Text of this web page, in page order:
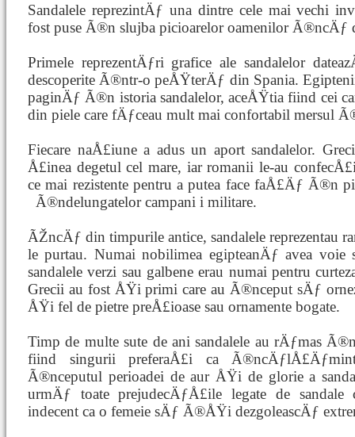
Sandalele reprezintÄƒ una dintre cele mai vechi
fost puse Ã®n slujba picioarelor oamenilor Ã®ncÄƒ
Primele reprezentÄƒri grafice ale sandalelor
descoperite Ã®ntr-o peÅŸterÄƒ din Spania.
paginÄƒ Ã®n istoria sandalelor, aceÅŸtia fiind cei
din piele care fÄƒceau mult mai confortabil mersul
Fiecare naÅ£iune a adus un aport sandalelor.
Å£inea degetul cel mare, iar romanii le-au
ce mai rezistente pentru a putea face faÅ£Äƒ Ã®n
Ã®ndelungatelor campani i militare.
ÃŽncÄƒ din timpurile antice, sandalele reprezentau
le purtau. Numai nobilimea egipteanÄƒ avea
sandalele verzi sau galbene erau numai pentru
Grecii au fost ÅŸi primi care au Ã®nceput sÄƒ
ÅŸi fel de pietre preÅ£ioase sau ornamente bogate.
Timp de multe sute de ani sandalele au rÄƒmas
fiind singurii preferaÅ£i ca
Ã®nceputul perioadei de aur ÅŸi de glorie a
urmÄƒ toate prejudecÄƒÅ£ile legate de sandale
indecent ca o femeie sÄƒ Ã®ÅŸi dezgoleascÄƒ